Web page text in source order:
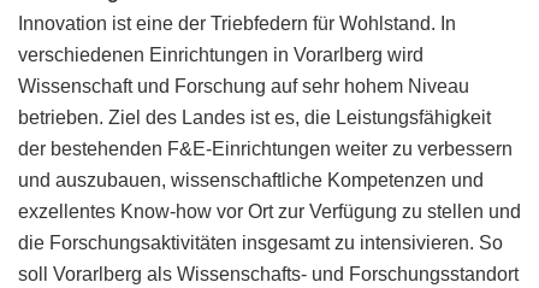
Innovation ist eine der Triebfedern für Wohlstand. In
verschiedenen Einrichtungen in Vorarlberg wird
Wissenschaft und Forschung auf sehr hohem Niveau
betrieben. Ziel des Landes ist es, die Leistungsfähigkeit
der bestehenden F&E-Einrichtungen weiter zu verbessern
und auszubauen, wissenschaftliche Kompetenzen und
exzellentes Know-how vor Ort zur Verfügung zu stellen und
die Forschungsaktivitäten insgesamt zu intensivieren. So
soll Vorarlberg als Wissenschafts- und Forschungsstandort